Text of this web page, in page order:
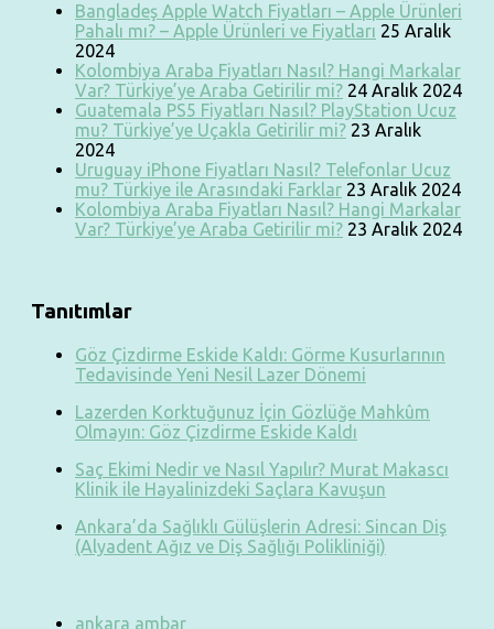
Bangladeş Apple Watch Fiyatları – Apple Ürünleri
Pahalı mı? – Apple Ürünleri ve Fiyatları 25 Aralık
2024
Kolombiya Araba Fiyatları Nasıl? Hangi Markalar
Var? Türkiye’ye Araba Getirilir mi? 24 Aralık 2024
Guatemala PS5 Fiyatları Nasıl? PlayStation Ucuz
mu? Türkiye’ye Uçakla Getirilir mi? 23 Aralık
2024
Uruguay iPhone Fiyatları Nasıl? Telefonlar Ucuz
mu? Türkiye ile Arasındaki Farklar 23 Aralık 2024
Kolombiya Araba Fiyatları Nasıl? Hangi Markalar
Var? Türkiye’ye Araba Getirilir mi? 23 Aralık 2024
Tanıtımlar
Göz Çizdirme Eskide Kaldı: Görme Kusurlarının
Tedavisinde Yeni Nesil Lazer Dönemi
Lazerden Korktuğunuz İçin Gözlüğe Mahkûm
Olmayın: Göz Çizdirme Eskide Kaldı
Saç Ekimi Nedir ve Nasıl Yapılır? Murat Makascı
Klinik ile Hayalinizdeki Saçlara Kavuşun
Ankara’da Sağlıklı Gülüşlerin Adresi: Sincan Diş
(Alyadent Ağız ve Diş Sağlığı Polikliniği)
ankara ambar